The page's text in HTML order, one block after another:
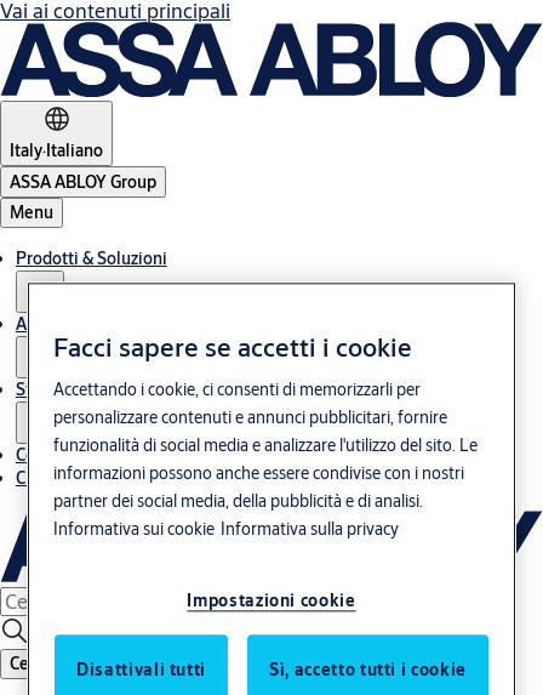
Vai ai contenuti principali
Italy·Italiano
ASSA ABLOY Group
Menu
Prodotti & Soluzioni
Assistenza post-vendita
Storie
Contatti
Chi siamo
Cerca
Facci sapere se accetti i cookie
Accettando i cookie, ci consenti di memorizzarli per
personalizzare contenuti e annunci pubblicitari, fornire
funzionalità di social media e analizzare l'utilizzo del sito. Le
informazioni possono anche essere condivise con i nostri
partner dei social media, della pubblicità e di analisi.
Informativa sui cookie Informativa sulla privacy
Impostazioni cookie
Disattivali tutti Sì, accetto tutti i cookie